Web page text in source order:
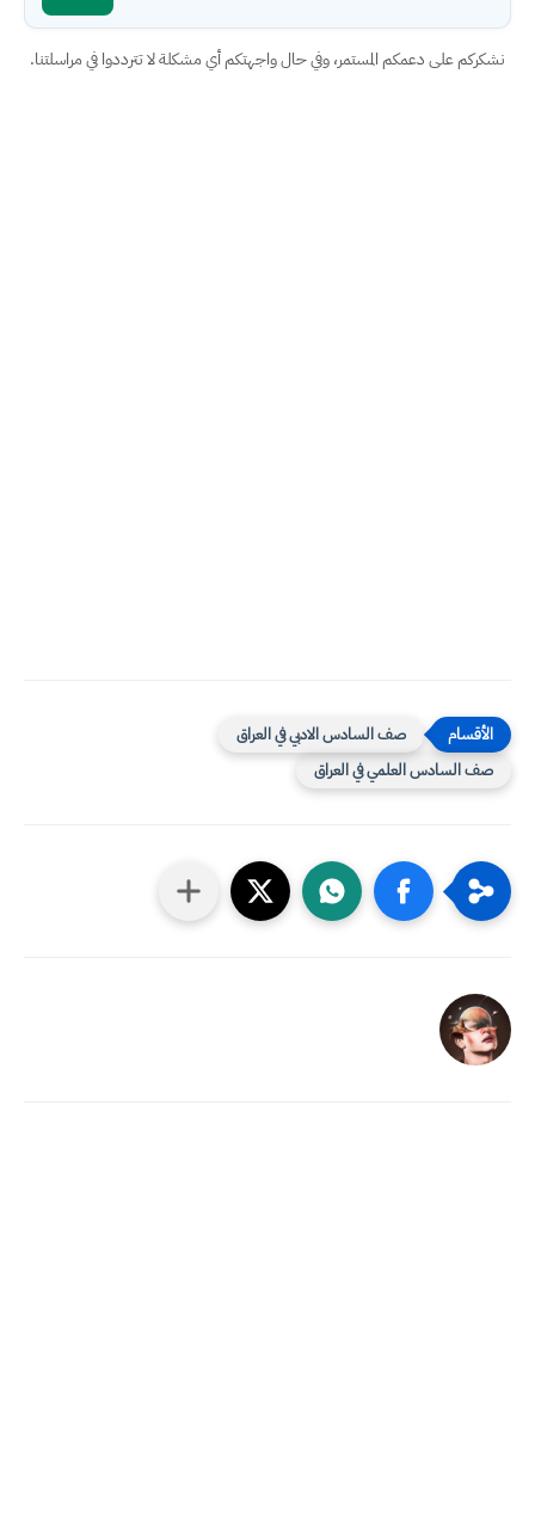
نشكركم على دعمكم المستمر، وفي حال واجهتكم أي مشكلة لا تترددوا في مراسلتنا.
صف السادس الادبي في العراق
صف السادس العلمي في العراق